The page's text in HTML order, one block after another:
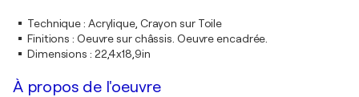
Technique: Acrylique, Crayon sur Toile
Finitions : Oeuvre sur châssis. Oeuvre encadrée.
Dimensions : 22,4x18,9in
À propos de l'oeuvre